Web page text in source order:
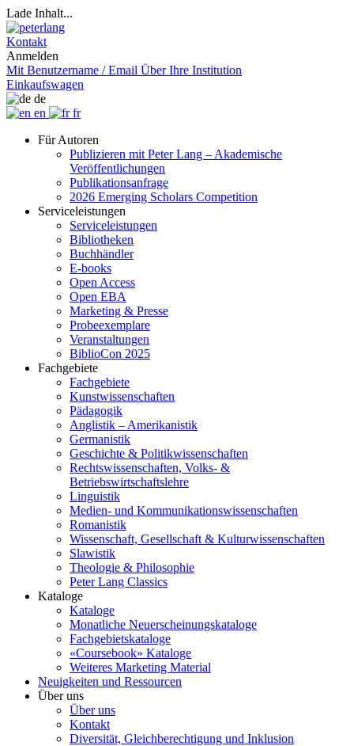
Lade Inhalt...
Kontakt
Anmelden
Mit Benutzername / Email Über Ihre Institution
Einkaufswagen
de
en
fr
Für Autoren
Publizieren mit Peter Lang – Akademische
Veröffentlichungen
Publikationsanfrage
2026 Emerging Scholars Competition
Serviceleistungen
Serviceleistungen
Bibliotheken
Buchhändler
E-books
Open Access
Open EBA
Marketing & Presse
Probeexemplare
Veranstaltungen
BiblioCon 2025
Fachgebiete
Fachgebiete
Kunstwissenschaften
Pädagogik
Anglistik – Amerikanistik
Germanistik
Geschichte & Politikwissenschaften
Rechtswissenschaften, Volks- &
Betriebswirtschaftslehre
Linguistik
Medien- und Kommunikationswissenschaften
Romanistik
Wissenschaft, Gesellschaft & Kulturwissenschaften
Slawistik
Theologie & Philosophie
Peter Lang Classics
Kataloge
Kataloge
Monatliche Neuerscheinungskataloge
Fachgebietskataloge
«Coursebook» Kataloge
Weiteres Marketing Material
Neuigkeiten und Ressourcen
Über uns
Über uns
Kontakt
Diversität, Gleichberechtigung und Inklusion